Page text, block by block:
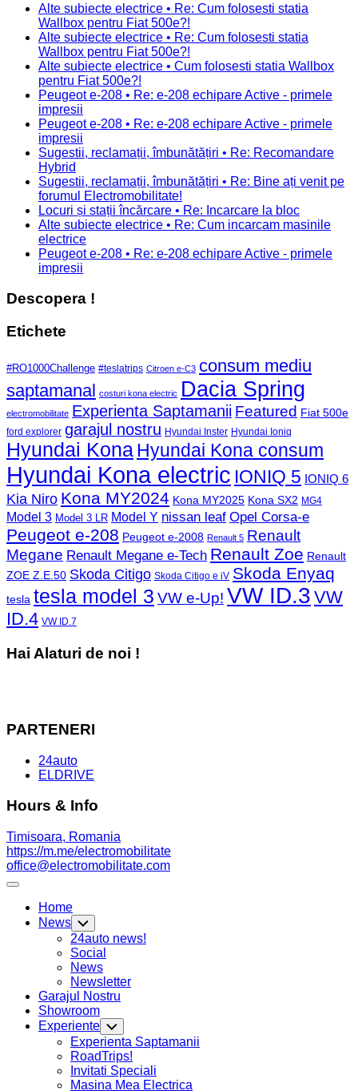
Alte subiecte electrice • Re: Cum folosesti statia
Wallbox pentru Fiat 500e?!
Alte subiecte electrice • Re: Cum folosesti statia
Wallbox pentru Fiat 500e?!
Alte subiecte electrice • Cum folosesti statia Wallbox
pentru Fiat 500e?!
Peugeot e-208 • Re: e-208 echipare Active - primele
impresii
Peugeot e-208 • Re: e-208 echipare Active - primele
impresii
Sugestii, reclamații, îmbunătățiri • Re: Recomandare
Hybrid
Sugestii, reclamații, îmbunătățiri • Re: Bine ați venit pe
forumul Electromobilitate!
Locuri și stații încărcare • Re: Incarcare la bloc
Alte subiecte electrice • Re: Cum incarcam masinile
electrice
Peugeot e-208 • Re: e-208 echipare Active - primele
impresii
Descopera !
Etichete
#RO1000Challenge #teslatrips Citroen e-C3 consum mediu
saptamanal costuri kona electric Dacia Spring
electromobilitate Experienta Saptamanii Featured Fiat 500e
ford explorer garajul nostru Hyundai Inster Hyundai Ioniq
Hyundai KonaHyundai Kona consum
Hyundai Kona electric IONIQ 5 IONIQ 6
Kia Niro Kona MY2024 Kona MY2025 Kona SX2 MG4
Model 3 Model 3 LR Model Y nissan leaf Opel Corsa-e
Peugeot e-208 Peugeot e-2008 Renault 5 Renault
Megane Renault Megane e-Tech Renault Zoe Renault
ZOE Z.E.50 Skoda Citigo Skoda Citigo e iV Skoda Enyaq
tesla tesla model 3 VW e-Up! VW ID.3 VW
ID.4 VW ID.7
Hai Alaturi de noi !
PARTENERI
24auto
ELDRIVE
Hours & Info
Timisoara, Romania
https://m.me/electromobilitate
office@electromobilitate.com
Expand
Home
News Toggle
Child
Menu
24auto news!
Social
News
Newsletter
Garajul Nostru
Showroom
Experiente Toggle
Child
Menu
Experienta Saptamanii
RoadTrips!
Invitati Speciali
Masina Mea Electrica